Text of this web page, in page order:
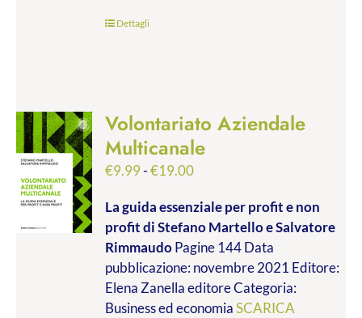
Dettagli
Volontariato Aziendale
Multicanale
€9.99-€19.00Fascia
prezzo:
da
€9.99
a
€19.00
La guida essenziale per profit e non
profitdi Stefano Martello e Salvatore
RimmaudoPagine 144 Data
pubblicazione: novembre 2021 Editore:
Elena Zanella editore Categoria:
Business ed economiaSCARICA